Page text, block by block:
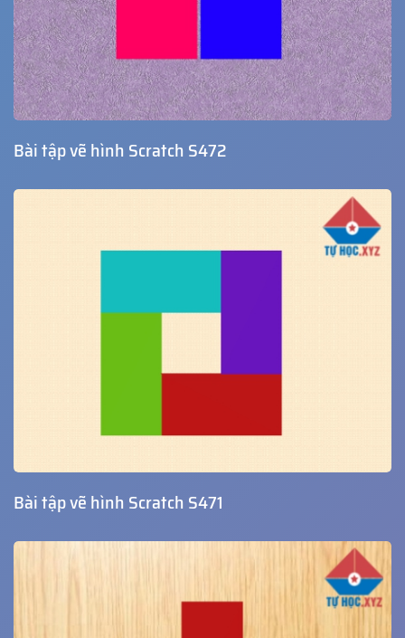
Bài tập vẽ hình Scratch S472
Bài tập vẽ hình Scratch S471